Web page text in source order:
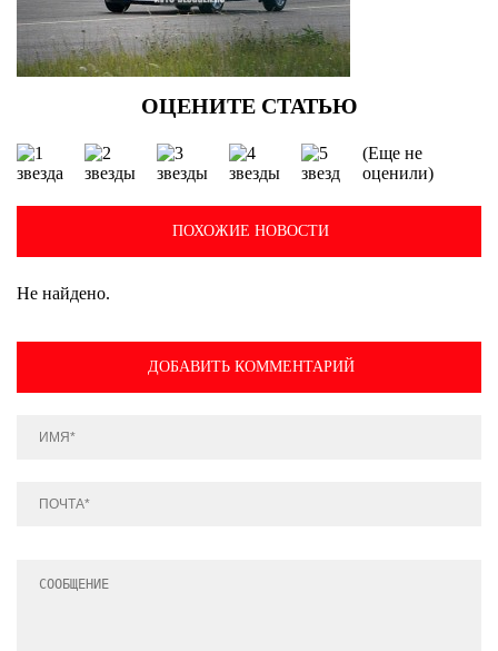
(Еще не
оценили)
ПОХОЖИЕ НОВОСТИ
Не найдено.
ДОБАВИТЬ КОММЕНТАРИЙ